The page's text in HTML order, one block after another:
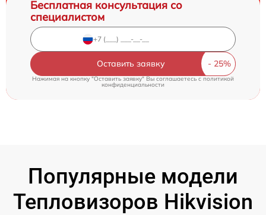
Бесплатная консультация со
специалистом
Оставить заявку
Нажимая на кнопку "Оставить заявку" Вы соглашаетесь cполитикой
конфиденциальности
Популярные модели
Тепловизоров Hikvision